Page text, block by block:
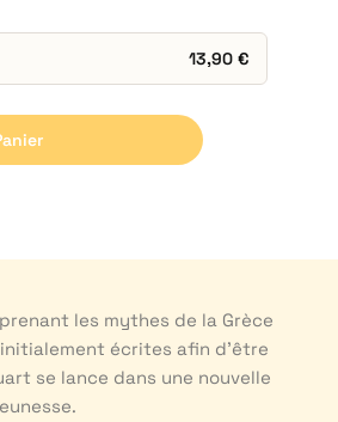
13,90 €
les mythes de la Grèce
écrites afin d’être
se lance dans une nouvelle